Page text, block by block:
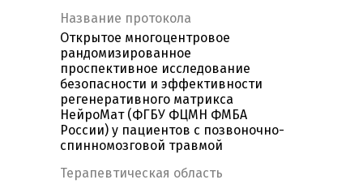
Название протокола
Открытое многоцентровое
рандомизированное
проспективное исследование
безопасности и эффективности
регенеративного матрикса
НейроМат (ФГБУ ФЦМН ФМБА
России) у пациентов с позвоночно-
спинномозговой травмой
Терапевтическая область